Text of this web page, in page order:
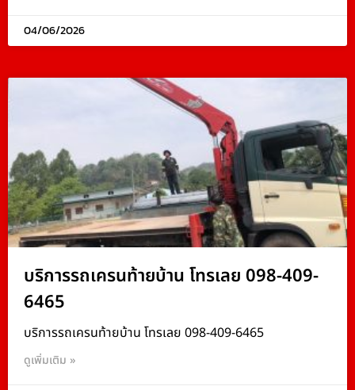
04/06/2026
บริการรถเครนท้ายบ้าน โทรเลย 098-409-
6465
บริการรถเครนท้ายบ้าน โทรเลย 098-409-6465
ดูเพิ่มเติม »